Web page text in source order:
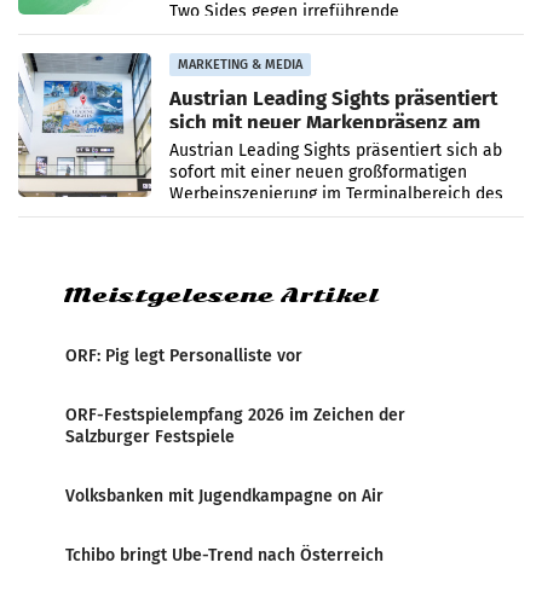
Two Sides gegen irreführende
Umweltaussagen bei Papierkommunikation
und papierbasierten Verpackungen
MARKETING & MEDIA
Austrian Leading Sights präsentiert
sich mit neuer Markenpräsenz am
Flughafen Wien
Austrian Leading Sights präsentiert sich ab
sofort mit einer neuen großformatigen
Werbeinszenierung im Terminalbereich des
Flughafen Wien. Die Präsenz befindet sich im
Meistgelesene Artikel
ORF: Pig legt Personalliste vor
ORF-Festspielempfang 2026 im Zeichen der
Salzburger Festspiele
Volksbanken mit Jugendkampagne on Air
Tchibo bringt Ube-Trend nach Österreich